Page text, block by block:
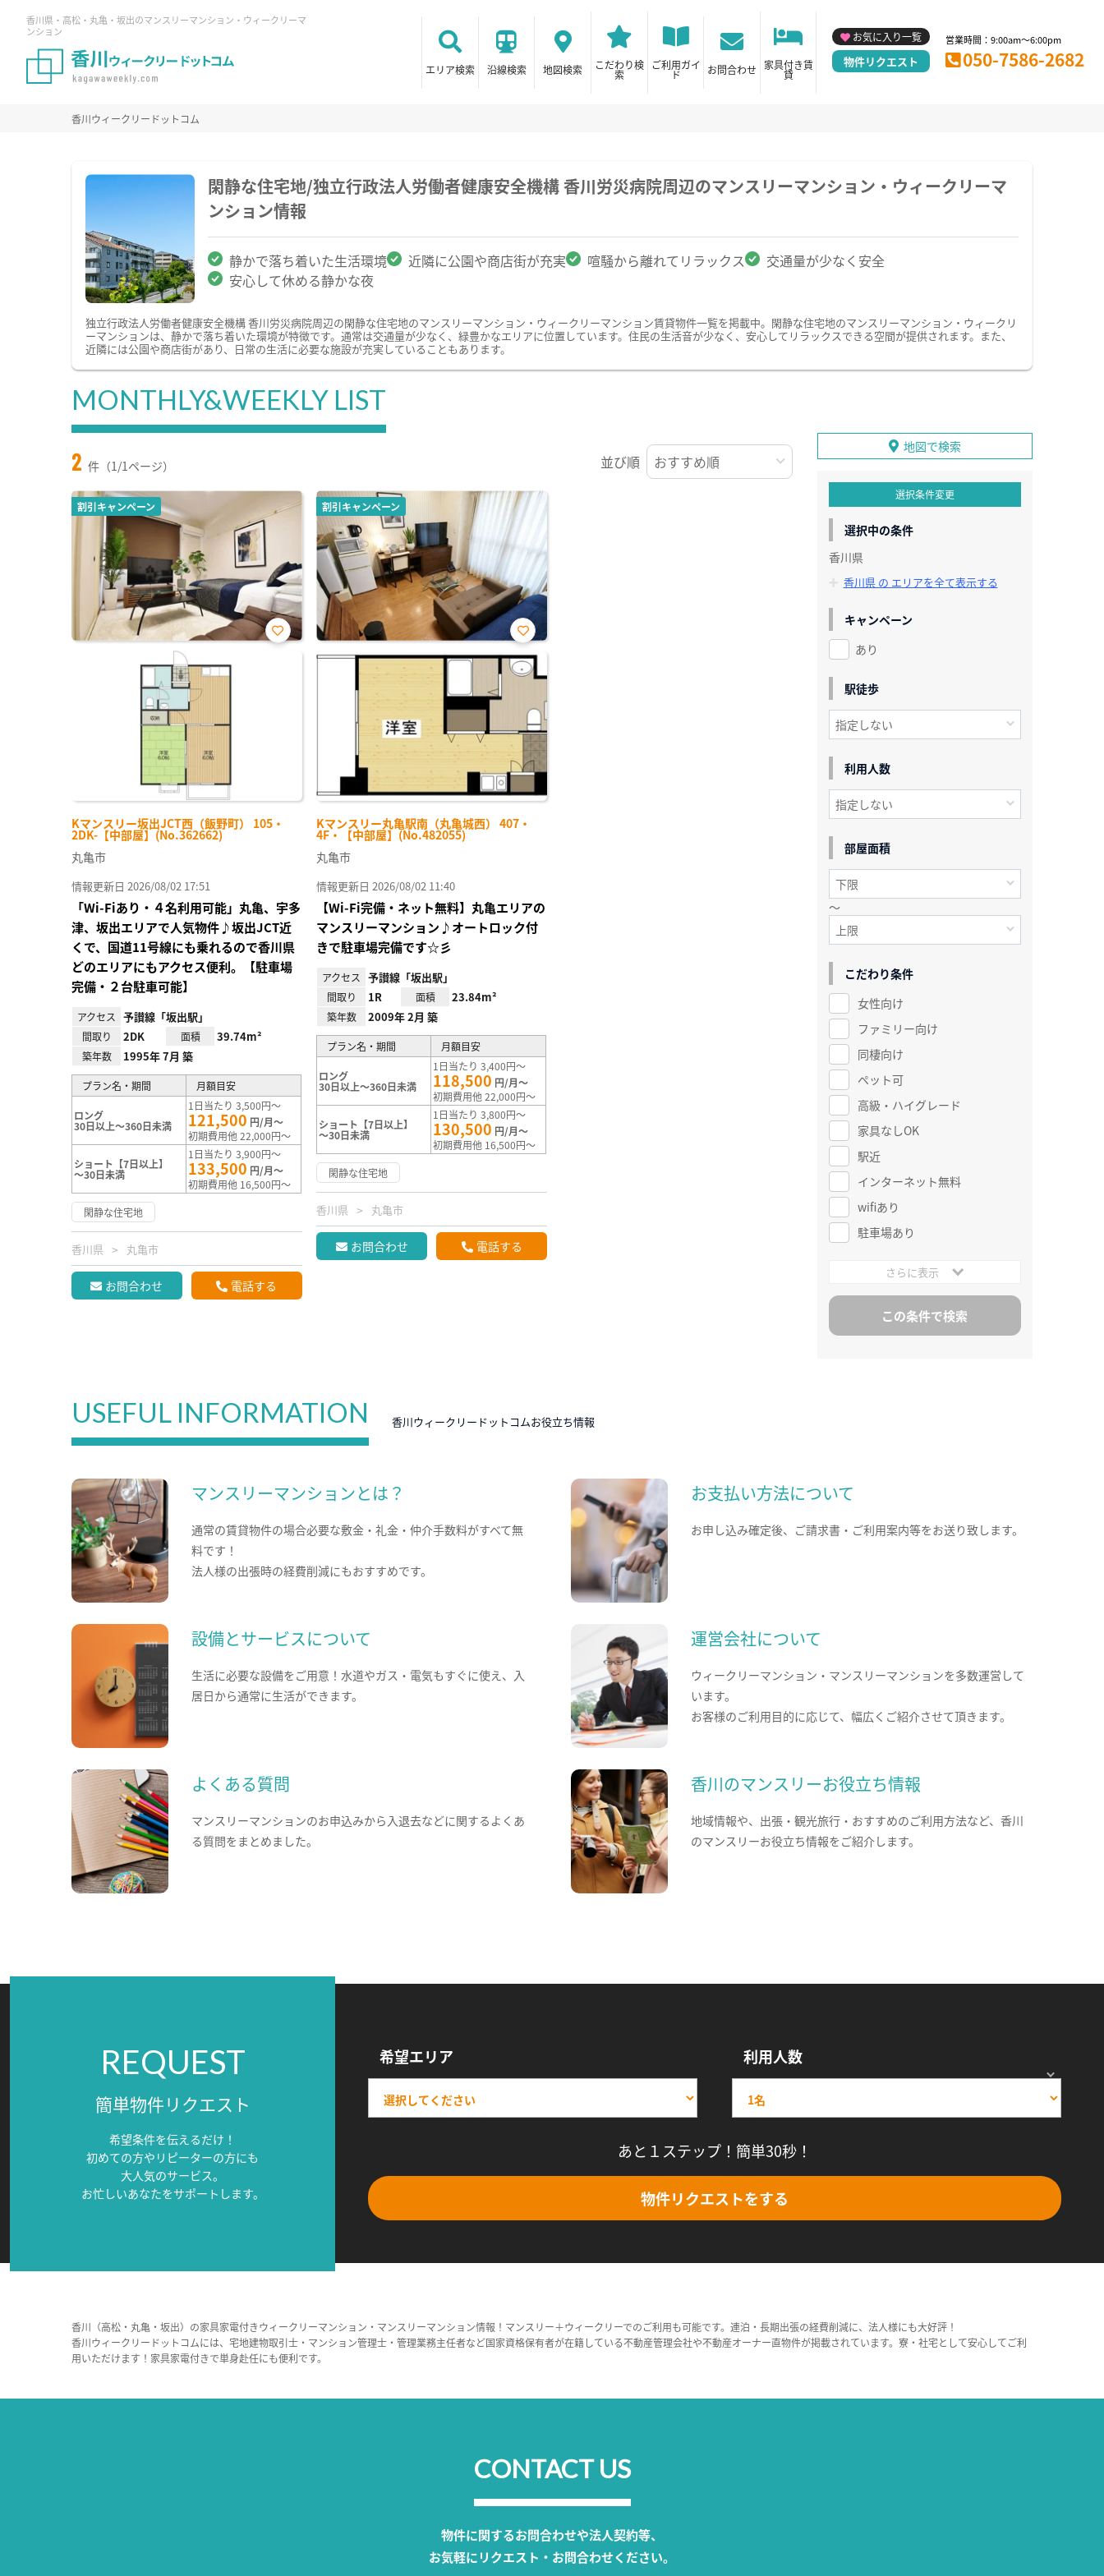
香川県・高松・丸亀・坂出のマンスリーマンション・ウィークリーマ
ンション
エリア検索 沿線検索 地図検索 こだわり検
索
ご利用ガイ
ド お問合わせ 家具付き賃
貸
お気に入り一覧
物件リクエスト
営業時間：9:00am～6:00pm
050-7586-2682
香川ウィークリードットコム
閑静な住宅地/独立行政法人労働者健康安全機構 香川労災病院周辺のマンスリーマンション・ウィークリーマ
ンション情報
静かで落ち着いた生活環境 近隣に公園や商店街が充実 喧騒から離れてリラックス
交通量が少なく安全
安心して休める静かな夜
独立行政法人労働者健康安全機構 香川労災病院周辺の閑静な住宅地のマンスリーマンション・ウィークリーマンション賃貸物件一覧を掲載中。閑静な住宅地のマンスリーマンション・ウィークリ
ーマンションは、静かで落ち着いた環境が特徴です。通常は交通量が少なく、緑豊かなエリアに位置しています。住民の生活音が少なく、安心してリラックスできる空間が提供されます。また、
近隣には公園や商店街があり、日常の生活に必要な施設が充実していることもあります。
MONTHLY&WEEKLY LIST
2 件（1/1ページ） 並び順
割引キャンペーン
Kマンスリー坂出JCT西（飯野町） 105・
2DK-【中部屋】(No.362662)
お気
丸亀市
情報更新日 2026/08/02 17:51
「Wi-Fiあり・４名利用可能」丸亀、宇多
津、坂出エリアで人気物件♪坂出JCT近
くで、国道11号線にも乗れるので香川県
どのエリアにもアクセス便利。【駐車場
完備・２台駐車可能】
アクセス 予讃線「坂出駅」
間取り 2DK 面積 39.74m²
築年数 1995年 7月 築
プラン名・期間 月額目安
ロング
30日以上～360日未満
1日当たり 3,500円～
121,500 円/月～
初期費用他 22,000円～
ショート【7日以上】
～30日未満
1日当たり 3,900円～
133,500 円/月～
初期費用他 16,500円～
閑静な住宅地
香川県 丸亀市
お問合わせ 電話する
割引キャンペーン
Kマンスリー丸亀駅南（丸亀城西） 407・
4F・【中部屋】(No.482055)
お気
に入
り登
丸亀市
情報更新日 2026/08/02 11:40
【Wi-Fi完備・ネット無料】丸亀エリアの
マンスリーマンション♪オートロック付
きで駐車場完備です☆彡
アクセス 予讃線「坂出駅」
間取り 1R 面積 23.84m²
築年数 2009年 2月 築
プラン名・期間 月額目安
ロング
30日以上～360日未満
1日当たり 3,400円～
118,500 円/月～
初期費用他 22,000円～
ショート【7日以上】
～30日未満
1日当たり 3,800円～
130,500 円/月～
初期費用他 16,500円～
閑静な住宅地
香川県 丸亀市
お問合わせ 電話する
地図で検索
選択条件変更
選択中の条件
香川県
香川県 の エリアを全て表示する
キャンペーン
あり
駅徒歩
利用人数
部屋面積
～
こだわり条件
女性向け
ファミリー向け
同棲向け
ペット可
高級・ハイグレード
家具なしOK
駅近
インターネット無料
wifiあり
駐車場あり
さらに表示
USEFUL INFORMATION 香川ウィークリードットコムお役立ち情報
マンスリーマンションとは？
通常の賃貸物件の場合必要な敷金・礼金・仲介手数料がすべて無
料です！
法人様の出張時の経費削減にもおすすめです。
お支払い方法について
お申し込み確定後、ご請求書・ご利用案内等をお送り致します。
設備とサービスについて
生活に必要な設備をご用意！水道やガス・電気もすぐに使え、入
居日から通常に生活ができます。
運営会社について
ウィークリーマンション・マンスリーマンションを多数運営して
います。
お客様のご利用目的に応じて、幅広くご紹介させて頂きます。
よくある質問
マンスリーマンションのお申込みから入退去などに関するよくあ
る質問をまとめました。
香川のマンスリーお役立ち情報
地域情報や、出張・観光旅行・おすすめのご利用方法など、香川
のマンスリーお役立ち情報をご紹介します。
REQUEST
簡単物件リクエスト
希望条件を伝えるだけ！
初めての方やリピーターの方にも
大人気のサービス。
お忙しいあなたをサポートします。
希望エリア 利用人数
あと１ステップ！簡単30秒！
物件リクエストをする
香川（高松・丸亀・坂出）の家具家電付きウィークリーマンション・マンスリーマンション情報！マンスリー＋ウィークリーでのご利用も可能です。連泊・長期出張の経費削減に、法人様にも大好評！
香川ウィークリードットコムには、宅地建物取引士・マンション管理士・管理業務主任者など国家資格保有者が在籍している不動産管理会社や不動産オーナー直物件が掲載されています。寮・社宅として安心してご利
用いただけます！家具家電付きで単身赴任にも便利です。
CONTACT US
物件に関するお問合わせや法人契約等、
お気軽にリクエスト・お問合わせください。